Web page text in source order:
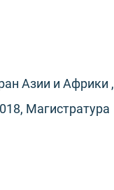
Азии и Африки ,
Магистратура